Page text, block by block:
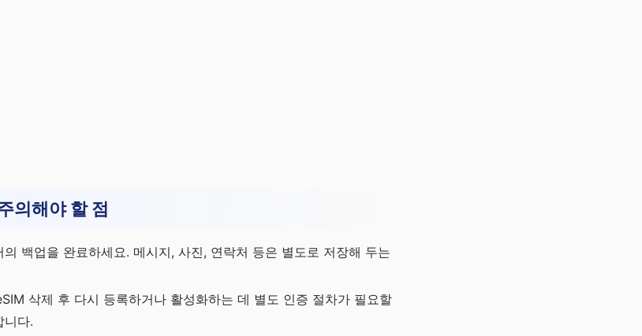
의해야 할 점
백업을 완료하세요. 메시지, 사진, 연락처 등은 별도로 저장해 두는
삭제 후 다시 등록하거나 활성화하는 데 별도 인증 절차가 필요할
니다.